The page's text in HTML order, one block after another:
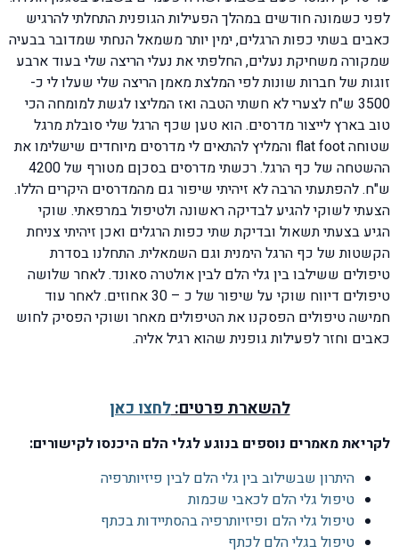
לפני כשמונה חודשים במהלך הפעילות הגופנית התחלתי להרגיש
כאבים בשתי כפות הרגלים, ימין יותר משמאל הנחתי שמדובר בבעיה
שמקורה משחיקת נעלים, החלפתי את נעלי הריצה שלי בעוד ארבע
זוגות של חברות שונות לפי המלצת מאמן הריצה שלי שעלו לי כ-
3500 ש"ח לצערי לא חשתי הטבה ואז המליצו לגשת למומחה הכי
טוב בארץ לייצור מדרסים. הוא טען שכף הרגל שלי סובלת מרגל
שטוחה flat foot והמליץ להתאים לי מדרסים מיוחדים שישלימו את
ההשטחה של כף הרגל. רכשתי מדרסים בסכןם מטורף של 4200
ש"ח. להפתעתי הרבה לא זיהיתי שיפור גם מהמדרסים היקרים הללו.
הצעתי לשוקי להגיע לבדיקה ראשונה ולטיפול במרפאתי. שוקי
הגיע בצעתי תשאול ובדיקת שתי כפות הרגלים ואכן זיהיתי צניחת
הקשטות של כף הרגל הימנית וגם השמאלית. התחלנו בסדרת
טיפולים ששילבו בין גלי הלם לבין אולטרה סאונד. לאחר שלושה
טיפולים דיווח שוקי על שיפור של כ – 30 אחוזים. לאחר עוד
חמישה טיפולים הפסקנו את הטיפולים מאחר ושוקי הפסיק לחוש
כאבים וחזר לפעילות גופנית שהוא רגיל אליה.
להשארת פרטים:לחצו כאן
לקריאת מאמרים נוספים בנוגע לגלי הלם היכנסו לקישורים:
היתרון שבשילוב בין גלי הלם לבין פיזיותרפיה
טיפול גלי הלם לכאבי שכמות
טיפול גלי הלם ופיזיותרפיה בהסתיידות בכתף
טיפול בגלי הלם לכתף